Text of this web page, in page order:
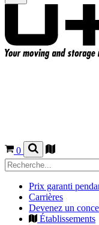
0
Prix garanti
Carrières
Devenez un
Établissements